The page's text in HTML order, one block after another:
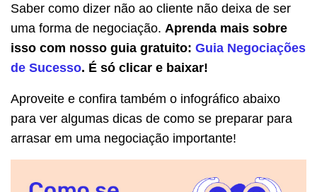
Saber como dizer não ao cliente não deixa de ser
uma forma de negociação. Aprenda mais sobre
isso com nosso guia gratuito: Guia Negociações
de Sucesso. É só clicar e baixar!
Aproveite e confira também o infográfico abaixo
para ver algumas dicas de como se preparar para
arrasar em uma negociação importante!